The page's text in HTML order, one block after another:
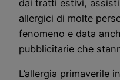
dai tratti estivi,
allergici di molte
fenomeno e data
pubblicitarie che
L’allergia primaverile